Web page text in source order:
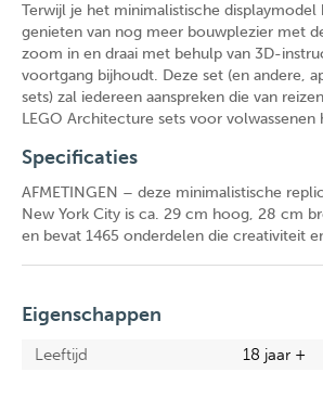
Terwijl je het minimalistische displaymodel
genieten van nog meer bouwplezier met
zoom in en draai met behulp van 3D-
voortgang bijhoudt. Deze set (en andere,
sets) zal iedereen aanspreken die van
LEGO Architecture sets voor volwassenen
Specificaties
AFMETINGEN – deze minimalistische
New York City is ca. 29 cm hoog, 28 cm
en bevat 1465 onderdelen die creativiteit
Eigenschappen
Leeftijd 18 jaar +